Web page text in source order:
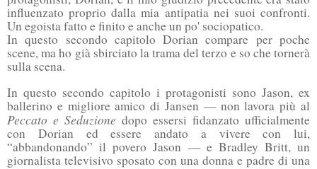
influenzato proprio dalla mia antipatia nei suoi confronti.
Un egoista fatto e finito e anche un po' sociopatico.
In questo secondo capitolo Dorian compare per poche
scene, ma ho già sbirciato la trama del terzo e so che tornerà
sulla scena.
In questo secondo capitolo i protagonisti sono Jason, ex
ballerino e migliore amico di Jansen — non lavora più al
Peccato e Seduzione dopo essersi fidanzato ufficialmente
con Dorian ed essere andato a vivere con lui,
“abbandonando” il povero Jason — e Bradley Britt, un
giornalista televisivo sposato con una donna e padre di una